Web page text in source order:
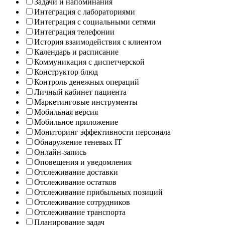
Интеграция с лабораториями
Интеграция с социальными сетями
Интеграция телефонии
История взаимодействия с клиентом
Календарь и расписание
Коммуникация с диспетчерской
Конструктор блюд
Контроль денежных операций
Личный кабинет пациента
Маркетинговые инструменты
Мобильная версия
Мобильное приложение
Мониторинг эффективности персонала
Обнаружение теневых IT
Онлайн-запись
Оповещения и уведомления
Отслеживание доставки
Отслеживание остатков
Отслеживание прибыльных позиций
Отслеживание сотрудников
Отслеживание транспорта
Планирование задач